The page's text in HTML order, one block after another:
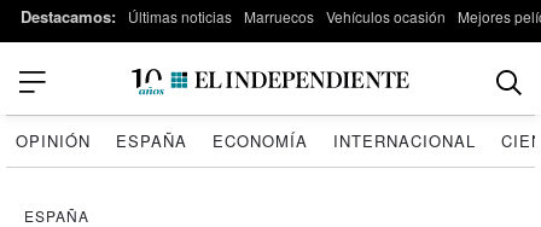
Destacamos: Últimas noticias Marruecos Vehículos ocasión Mejores
OPINIÓN ESPAÑA ECONOMÍA INTERNACIONAL
ESPAÑA